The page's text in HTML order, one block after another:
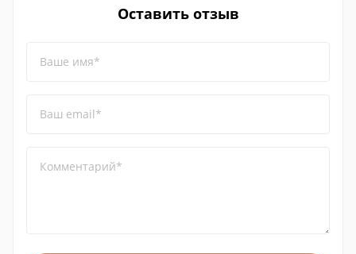
Оставить отзыв
Ваше имя*
Ваш email*
Комментарий*